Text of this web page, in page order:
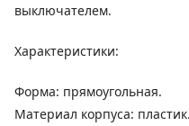
выключателем.
Характеристики:
Форма: прямоугольная.
Материал корпуса: пластик.